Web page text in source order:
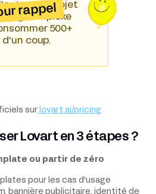
Un projet
complexe
500+
coup.
rappel
sur lovart.ai/pricing
Lovart en 3 étapes ?
ou partir de zéro
pour les cas d'usage
bannière publicitaire, identité de